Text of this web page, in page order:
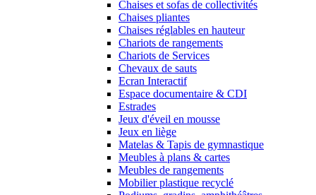
Chaises et sofas de collectivités
Chaises pliantes
Chaises réglables en hauteur
Chariots de rangements
Chariots de Services
Chevaux de sauts
Ecran Interactif
Espace documentaire & CDI
Estrades
Jeux d'éveil en mousse
Jeux en liège
Matelas & Tapis de gymnastique
Meubles à plans & cartes
Meubles de rangements
Mobilier plastique recyclé